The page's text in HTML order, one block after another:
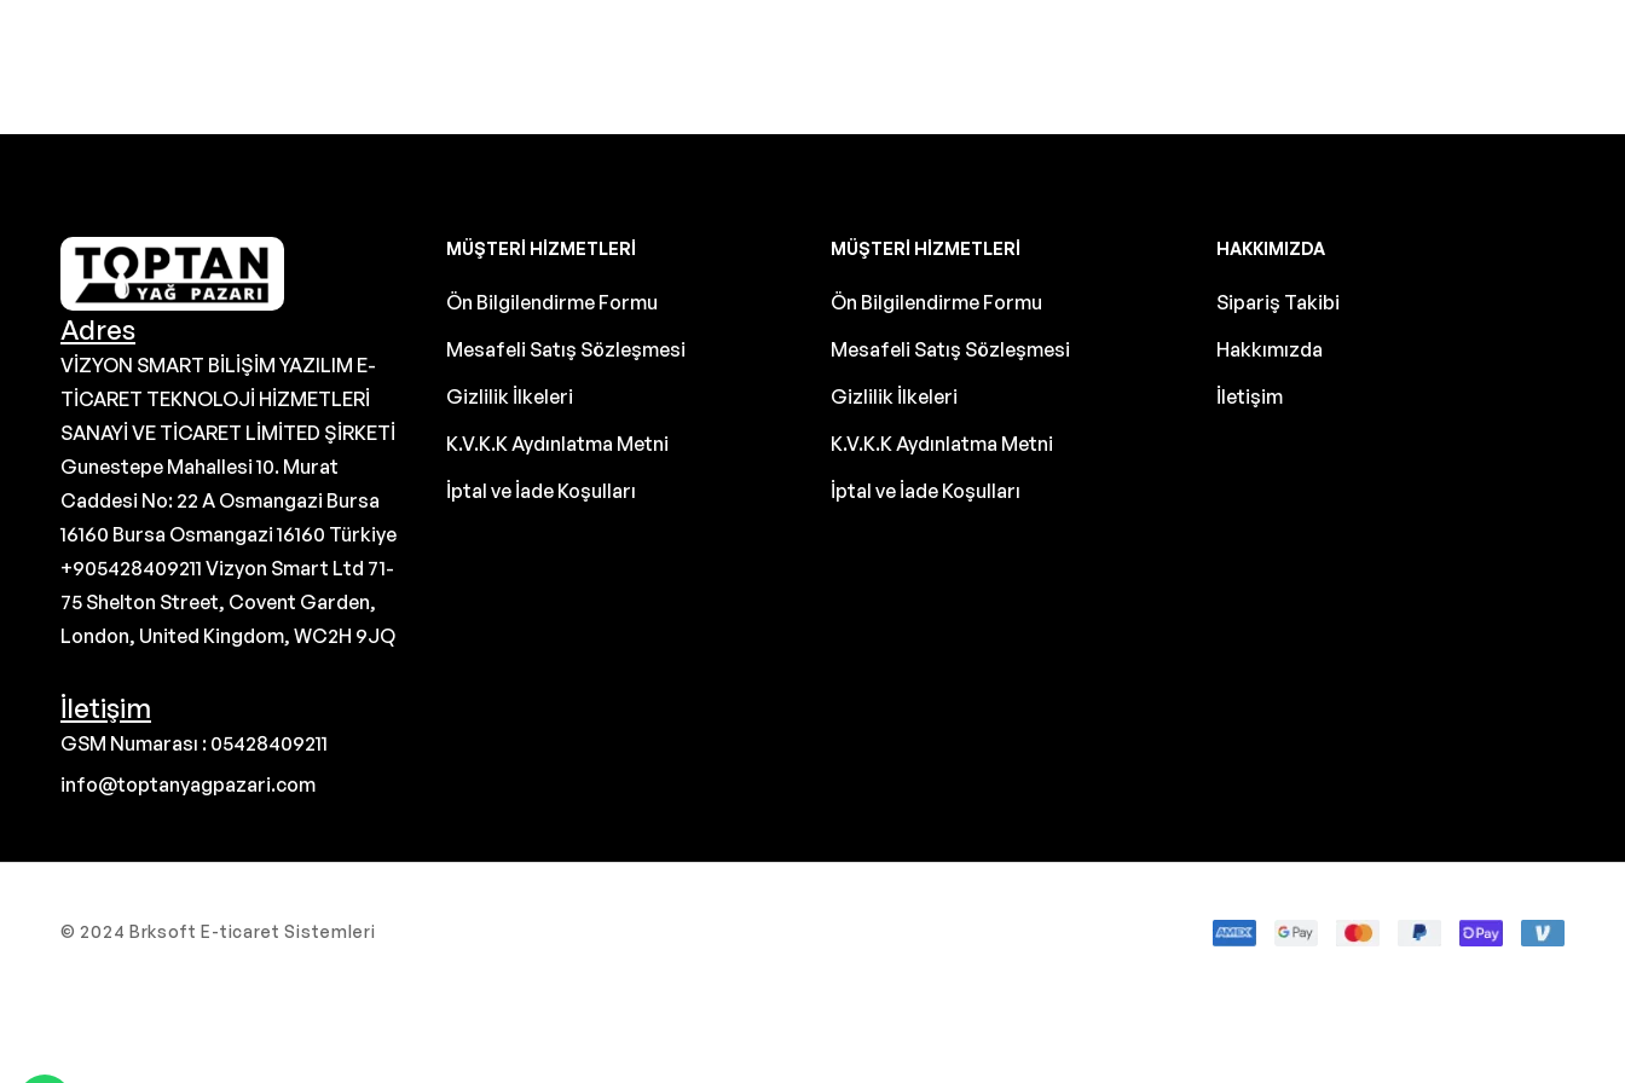
Adres
VİZYON SMART BİLİŞİM YAZILIM E-
TİCARET TEKNOLOJİ HİZMETLERİ
SANAYİ VE TİCARET LİMİTED ŞİRKETİ
Gunestepe Mahallesi 10. Murat
Caddesi No: 22 A Osmangazi Bursa
16160 Bursa Osmangazi 16160 Türkiye
+905428409211 Vizyon Smart Ltd 71-
75 Shelton Street, Covent Garden,
London, United Kingdom, WC2H 9JQ
İletişim
GSM Numarası : 05428409211
info@toptanyagpazari.com
MÜŞTERI HIZMETLERI
Ön Bilgilendirme Formu
Mesafeli Satış Sözleşmesi
Gizlilik İlkeleri
K.V.K.K Aydınlatma Metni
İptal ve İade Koşulları
MÜŞTERI HIZMETLERI
Ön Bilgilendirme Formu
Mesafeli Satış Sözleşmesi
Gizlilik İlkeleri
K.V.K.K Aydınlatma Metni
İptal ve İade Koşulları
HAKKIMIZDA
Sipariş Takibi
Hakkımızda
İletişim
© 2024 Brksoft E-ticaret Sistemleri